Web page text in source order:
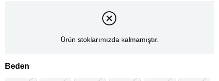
Ürün stoklarımızda kalmamıştır.
Beden